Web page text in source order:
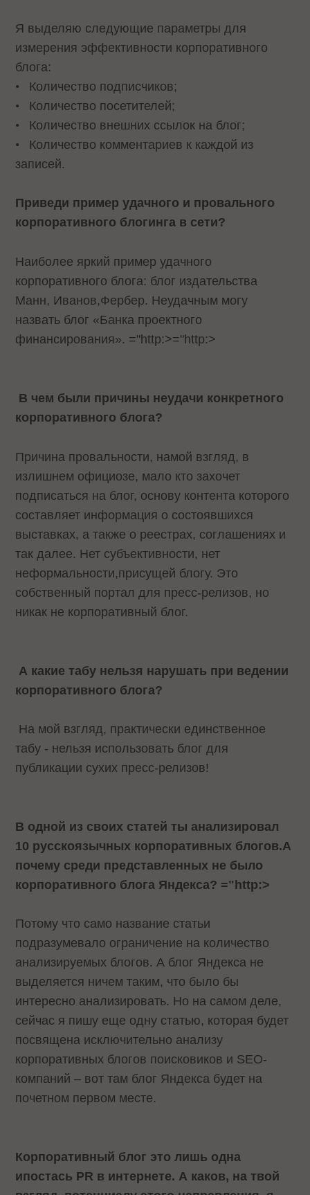
Я выделяю следующие параметры для
измерения эффективности корпоративного
блога:
•
Количество подписчиков;
•
Количество посетителей;
•
Количество внешних ссылок на блог;
•
Количество комментариев к каждой из
записей.
Приведи пример удачного и провального
корпоративного блогинга в сети?
Наиболее яркий пример удачного
корпоративного блога: блог издательства
Манн, Иванов,Фербер. Неудачным могу
назвать блог «Банка проектного
финансирования». ="http:>="http:>
В чем были причины неудачи конкретного
корпоративного блога?
Причина провальности, намой взгляд, в
излишнем официозе, мало кто захочет
подписаться на блог, основу контента которого
составляет информация о состоявшихся
выставках, а также о реестрах, соглашениях и
так далее. Нет субъективности, нет
неформальности,присущей блогу. Это
собственный портал для пресс-релизов, но
никак не корпоративный блог.
А какие табу нельзя нарушать при ведении
корпоративного блога?
На мой взгляд, практически единственное
табу - нельзя использовать блог для
публикации сухих пресс-релизов!
В одной из своих статей ты анализировал
10 русскоязычных корпоративных блогов.А
почему среди представленных не было
корпоративного блога Яндекса? ="http:>
Потому что само название статьи
подразумевало ограничение на количество
анализируемых блогов. А блог Яндекса не
выделяется ничем таким, что было бы
интересно анализировать. Но на самом деле,
сейчас я пишу еще одну статью, которая будет
посвящена исключительно анализу
корпоративных блогов поисковиков и SEO-
компаний – вот там блог Яндекса будет на
почетном первом месте.
Корпоративный блог это лишь одна
ипостась PR в интернете. А каков, на твой